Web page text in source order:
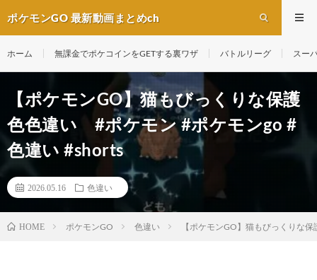
ポケモンGO 最新動画まとめch
ホーム 無課金でポケコインをGETする裏ワザ バトルリーグ スー
【ポケモンGO】猫もびっくりな保護
色色違い #ポケモン #ポケモンgo #
色違い #shorts
2026.05.16 色違い
HOME ポケモンGO 色違い 【ポケモンGO】猫もびっくりな